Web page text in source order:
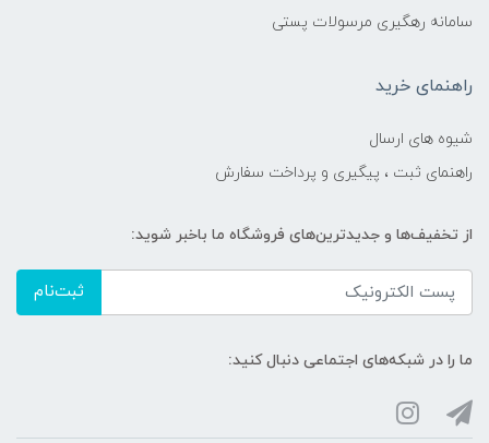
سامانه رهگیری مرسولات پستی
راهنمای خرید
شیوه های ارسال
راهنمای ثبت ، پیگیری و پرداخت سفارش
از تخفیف‌ها و جدیدترین‌های فروشگاه ما باخبر شوید:
ثبت‌نام
ما را در شبکه‌های اجتماعی دنبال کنید: